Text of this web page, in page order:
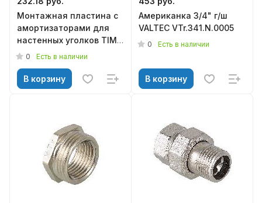
Монтажная пластина с
амортизаторами для
настенных уголков TIM
FZ075/150R
0 Есть в наличии
В корзину
Американка 3/4" г/ш
VALTEC VTr.341.N.0005
0 Есть в наличии
В корзину